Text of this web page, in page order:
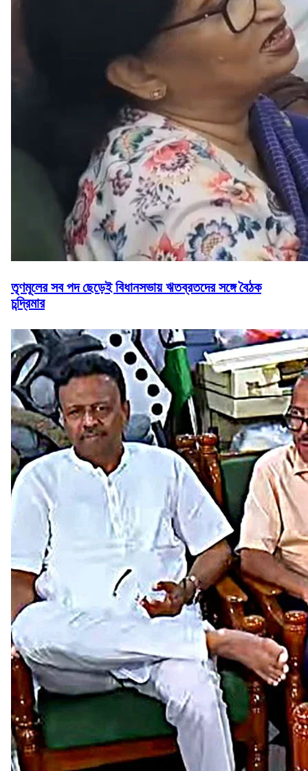
তৃণমূলের সব পদ ছেড়েই বিধানসভায় ঋতব্রতদের সঙ্গে বৈঠক
চন্দ্রিমার